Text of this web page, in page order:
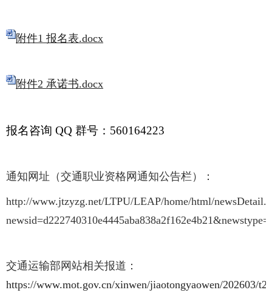
附件1 报名表.docx
附件2 承诺书.docx
报名咨询 QQ 群号：560164223
通知网址（交通职业资格网通知公告栏）：
http://www.jtzyzg.net/LTPU/LEAP/home/html/
交通运输部网站相关报道：
https://www.mot.gov.cn/xinwen/jiaotongyaowen/202603/